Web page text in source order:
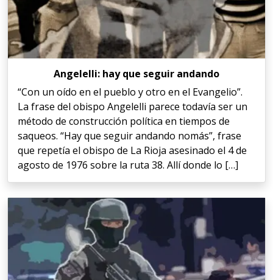
Angelelli: hay que seguir andando
“Con un oído en el pueblo y otro en el Evangelio”.
La frase del obispo Angelelli parece todavía ser un
método de construcción política en tiempos de
saqueos. “Hay que seguir andando nomás”, frase
que repetía el obispo de La Rioja asesinado el 4 de
agosto de 1976 sobre la ruta 38. Allí donde lo […]